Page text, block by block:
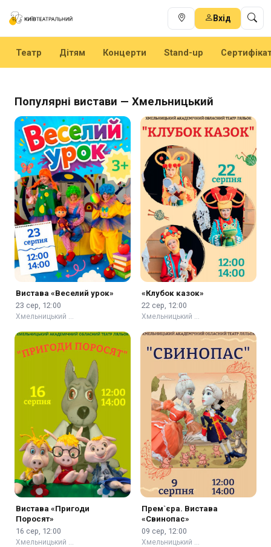
Вхід
Театр Дітям Концерти Stand-up
Популярні вистави — Хмельницький
Вистава «Веселий урок»
23 сер, 12:00
Хмельницький …
«Клубок казок»
22 сер, 12:00
Хмельницький …
Вистава «Пригоди
Поросят»
16 сер, 12:00
Хмельницький …
Прем`єра. Вистава
«Свинопас»
09 сер, 12:00
Хмельницький …